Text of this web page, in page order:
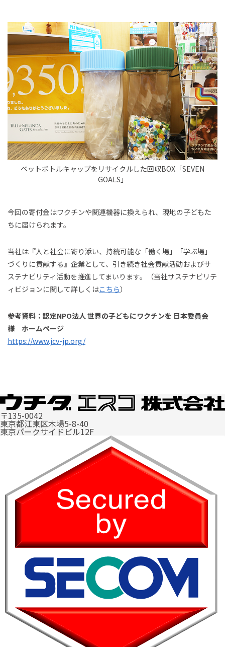
ペットボトルキャップをリサイクルした回収BOX「SEVEN
GOALS」
今回の寄付金はワクチンや関連機器に換えられ、現地の子どもた
ちに届けられます。
当社は『人と社会に寄り添い、持続可能な「働く場」「学ぶ場」
づくりに貢献する』企業として、引き続き社会貢献活動およびサ
ステナビリティ活動を推進してまいります。（当社サステナビリテ
ィビジョンに関して詳しくはこちら）
参考資料：認定NPO法人 世界の子どもにワクチンを 日本委員会
様 ホームページ
https://www.jcv-jp.org/
〒135-0042
東京都江東区木場5-8-40
東京パークサイドビル12F